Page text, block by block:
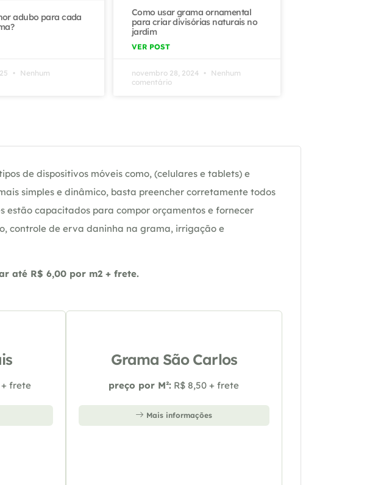
adubo para cada
Nenhum
Como usar grama ornamental
para criar divisórias naturais no
jardim
VER POST
novembro 28, 2024
Nenhum
comentário
de dispositivos móveis como, (celulares e tablets) e
simples e dinâmico, basta preencher corretamente todos
estão capacitados para compor orçamentos e fornecer
controle de erva daninha na grama, irrigação e
até R$ 6,00 por m2 + frete.
+ frete
Grama São Carlos
preço por M²: R$ 8,50 + frete
Mais informações